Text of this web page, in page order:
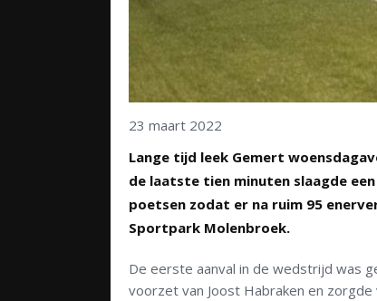
23 maart 2022
Lange tijd leek Gemert
de laatste tien minuten slaagde
poetsen zodat er na ruim 95
Sportpark Molenbroek.
De eerste aanval in de wedstrijd was
voorzet van Joost Habraken en